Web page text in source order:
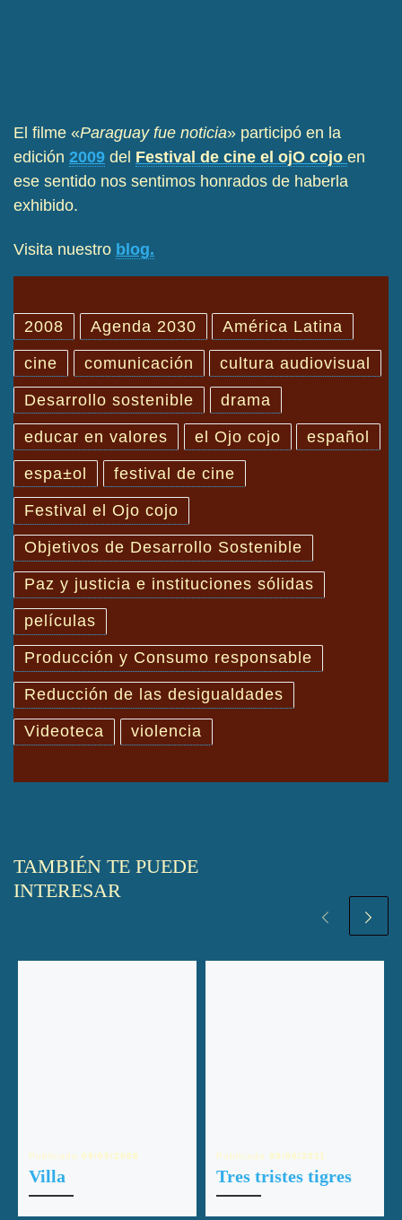
El filme «Paraguay fue noticia» participó en la
edición 2009 del Festival de cine el ojO cojo en
ese sentido nos sentimos honrados de haberla
exhibido.
Visita nuestro blog.
2008 Agenda 2030 América Latina
cine comunicación cultura audiovisual
Desarrollo sostenible drama
educar en valores el Ojo cojo español
espa±ol festival de cine
Festival el Ojo cojo
Objetivos de Desarrollo Sostenible
Paz y justicia e instituciones sólidas
películas
Producción y Consumo responsable
Reducción de las desigualdades
Videoteca violencia
TAMBIÉN TE PUEDE
INTERESAR
Publicada 09/05/2008
Villa
Publicada 09/06/2011
Tres tristes tigres